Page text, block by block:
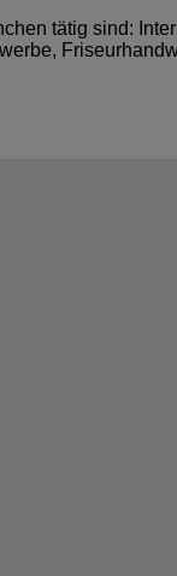
tätig sind: